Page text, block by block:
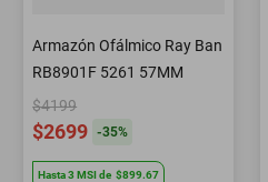
Armazón Ofálmico Ray Ban
RB8901F 5261 57MM
$4199
$2699 -35%
Hasta3 MSIde $899.67